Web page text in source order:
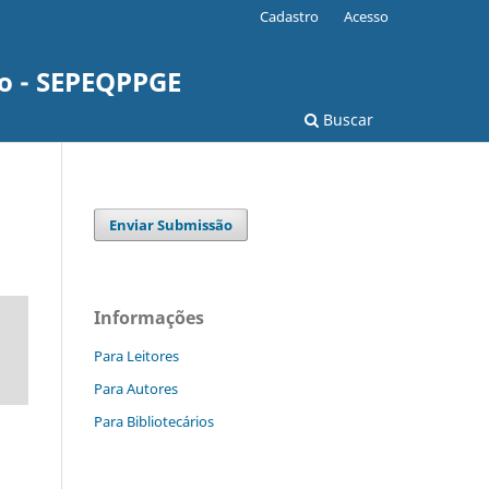
Buscar
Cadastro Acesso
Enviar Submissão
Informações
Para Leitores
Para Autores
Para Bibliotecários